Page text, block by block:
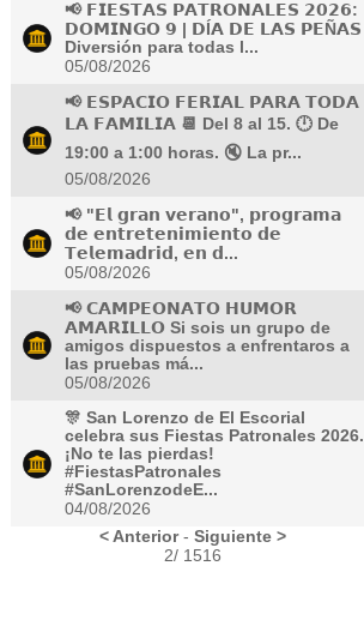
📢 𝗙𝗜𝗘𝗦𝗧𝗔𝗦 𝗣𝗔𝗧𝗥𝗢𝗡𝗔𝗟𝗘𝗦 𝟮𝟬𝟮𝟲:
𝗗𝗢𝗠𝗜𝗡𝗚𝗢 𝟵 | 𝗗Í𝗔 𝗗𝗘 𝗟𝗔𝗦 𝗣𝗘Ñ𝗔𝗦
Diversión para todas l...
05/08/2026
📢 𝗘𝗦𝗣𝗔𝗖𝗜𝗢 𝗙𝗘𝗥𝗜𝗔𝗟 𝗣𝗔𝗥𝗔 𝗧𝗢𝗗𝗔
𝗟𝗔 𝗙𝗔𝗠𝗜𝗟𝗜𝗔 📆 Del 8 al 15. 🕛 De
19:00 a 1:00 horas. 🔇 La pr...
05/08/2026
📢 "𝗘𝗹 𝗴𝗿𝗮𝗻 𝘃𝗲𝗿𝗮𝗻𝗼", 𝗽𝗿𝗼𝗴𝗿𝗮𝗺𝗮
𝗱𝗲 𝗲𝗻𝘁𝗿𝗲𝘁𝗲𝗻𝗶𝗺𝗶𝗲𝗻𝘁𝗼 𝗱𝗲
𝗧𝗲𝗹𝗲𝗺𝗮𝗱𝗿𝗶𝗱, 𝗲𝗻 𝗱...
05/08/2026
📢 𝗖𝗔𝗠𝗣𝗘𝗢𝗡𝗔𝗧𝗢 𝗛𝗨𝗠𝗢𝗥
𝗔𝗠𝗔𝗥𝗜𝗟𝗟𝗢 Si sois un grupo de
amigos dispuestos a enfrentaros a
las pruebas má...
05/08/2026
🎊 San Lorenzo de El Escorial
celebra sus Fiestas Patronales 2026.
¡No te las pierdas!
#FiestasPatronales
#SanLorenzodeE...
04/08/2026
< Anterior- Siguiente >
2/ 1516